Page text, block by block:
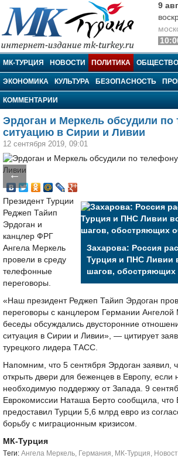
МК-Турция
9
МК-ТУРЦИЯ НОВОСТИ ПОЛИТИКА ОБЩЕСТВО
ЭКОНОМИКА КУЛЬТУРА БЕЗОПАСНОСТЬ
КОММЕНТАРИИ
Эрдоган и Меркель обсудили по
ситуацию в Сирии и Ливии
12 сентября 2019, 09:01
←
Захарова: Россия
Турция и ПНС Ливии
шагов, обостряющих
Президент Турции
Реджеп Тайип
Эрдоган и
канцлер ФРГ
Ангела Меркель
провели в среду
телефонные
переговоры.
«Наш президент Реджеп Тайип Эрдоган
переговоры с канцлером Германии Ангелой
беседы обсуждались двусторонние
ситуация в Сирии и Ливии», — цитирует
турецкого лидера ТАСС.
Напомним, что 5 сентября Эрдоган заявил,
открыть двери для беженцев в Европу, если
необходимую поддержку от Запада. 9
Еврокомиссии Наташа Берто сообщила, что
предоставил Турции 5,6 млрд евро из
борьбу с миграционным кризисом.
МК-Турция
Tеги: Ангела Меркель, Германия, МК-Турция,